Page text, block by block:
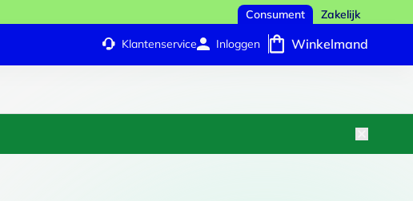
Consument Zakelijk
Klantenservice Inloggen Winkelmand